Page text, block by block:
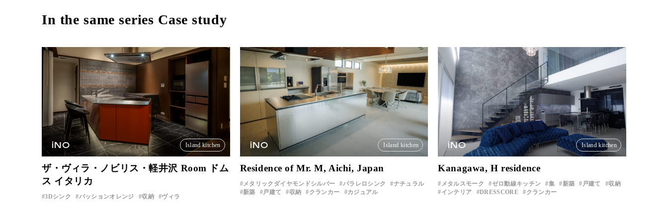
In the same series Case study
iNO Island kitchen
ザ・ヴィラ・ノビリス・軽井沢 Room ドム
ス イタリカ
3Dシンク パッションオレンジ 収納 ヴィラ
iNO Island kitchen
Residence of Mr. M, Aichi, Japan
メタリックダイヤモンドシルバー パラレロシンク
ナチュラル
新築
戸建て 収納 クランカー カジュアル
iNO Island kitchen
Kanagawa, H residence
メタルスモーク ゼロ動線キッチン 集 新築 戸建て
収納
インテリア
DRESSCORE クランカー